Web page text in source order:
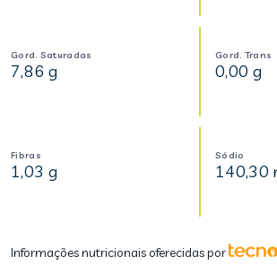
Gord. Saturadas
7,86 g
Gord. Trans
0,00 g
Fibras
1,03 g
Sódio
140,30
Informações nutricionais oferecidas por